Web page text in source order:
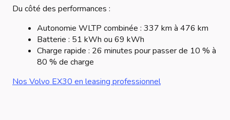
Du côté des performances :
Autonomie WLTP combinée : 337 km à 476 km
Batterie : 51 kWh ou 69 kWh
Charge rapide : 26 minutes pour passer de 10 % à
80 % de charge
Nos Volvo EX30 en leasing professionnel